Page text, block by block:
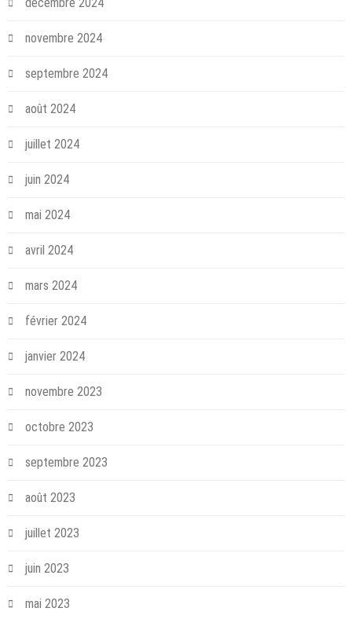
novembre 2024
septembre 2024
août 2024
juillet 2024
juin 2024
mai 2024
avril 2024
mars 2024
février 2024
janvier 2024
novembre 2023
octobre 2023
septembre 2023
août 2023
juillet 2023
juin 2023
mai 2023